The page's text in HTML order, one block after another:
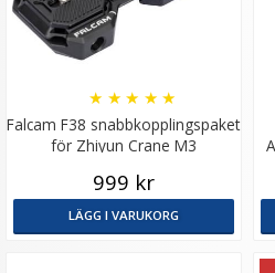
Falcam F38 snabbkopplingspaket
för Zhiyun Crane M3
★ ★ ★ ★ ★
999 kr
LÄGG I VARUKORG